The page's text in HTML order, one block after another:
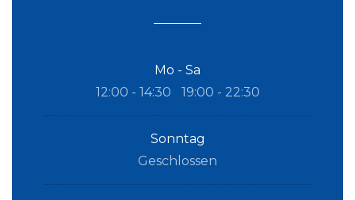
Mo - Sa
12:00 - 14:30
19:00 - 22:30
Sonntag
Geschlossen